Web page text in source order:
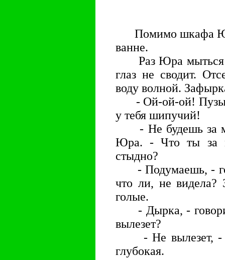
Помимо шкафа
ванне.
Раз Юра мыться в
глаз не сводит.
воду волной.
- Ой-ой-ой!
у тебя шипучий!
- Не будешь за
Юра. - Что ты за
стыдно?
- Подумаешь, -
что ли, не видела?
голые.
- Дырка, -
вылезет?
- Не вылезет, -
глубокая.